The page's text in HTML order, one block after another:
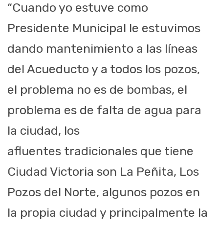
“Cuando yo estuve como
Presidente Municipal le estuvimos
dando mantenimiento a las líneas
del Acueducto y a todos los pozos,
el problema no es de bombas, el
problema es de falta de agua para
la ciudad, los
afluentes tradicionales que tiene
Ciudad Victoria son La Peñita, Los
Pozos del Norte, algunos pozos en
la propia ciudad y principalmente la